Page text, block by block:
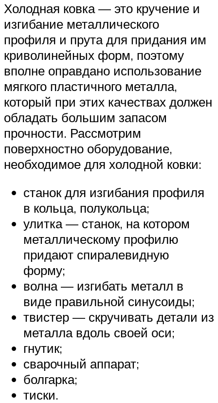
Холодная ковка — это кручение и
изгибание металлического
профиля и прута для придания им
криволинейных форм, поэтому
вполне оправдано использование
мягкого пластичного металла,
который при этих качествах должен
обладать большим запасом
прочности. Рассмотрим
поверхностно оборудование,
необходимое для холодной ковки:
станок для изгибания профиля
в кольца, полукольца;
улитка — станок, на котором
металлическому профилю
придают спиралевидную
форму;
волна — изгибать металл в
виде правильной синусоиды;
твистер — скручивать детали из
металла вдоль своей оси;
гнутик;
сварочный аппарат;
болгарка;
тиски.